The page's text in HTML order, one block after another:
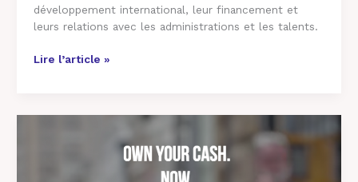
développement international, leur financement et
leurs relations avec les administrations et les talents.
Lire l’article »